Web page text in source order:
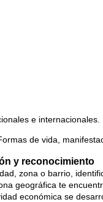
e internacionales.
de vida,
y reconocimiento
zona o barrio,
geográfica te
económica se